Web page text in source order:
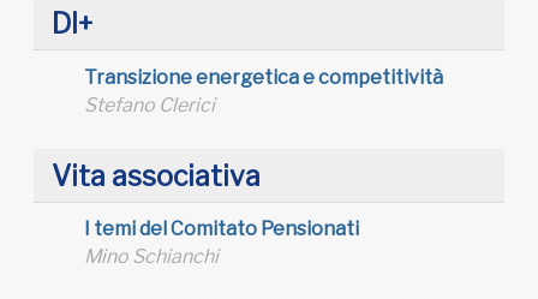
DI+
Transizione energetica e competitività
Stefano Clerici
Vita associativa
I temi del Comitato Pensionati
Mino Schianchi